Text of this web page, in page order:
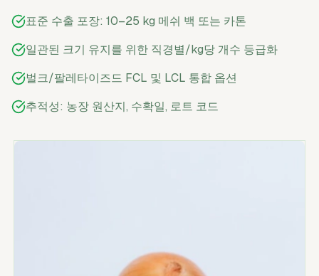
표준 수출 포장: 10–25 kg 메쉬 백 또는 카톤
일관된 크기 유지를 위한 직경별/kg당 개수 등급화
벌크/팔레타이즈드 FCL 및 LCL 통합 옵션
추적성: 농장 원산지, 수확일, 로트 코드